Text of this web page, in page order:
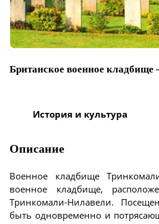
Британское военное кладбище
История и культура
Описание
Военное кладбище
военное кладбище,
Тринкомали-Нилавели.
быть одновременно и